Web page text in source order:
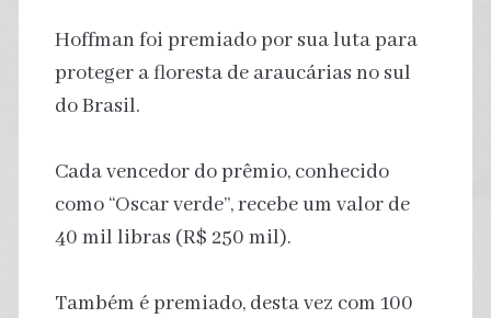
Hoffman foi premiado por sua luta para
proteger a floresta de araucárias no sul
do Brasil.
Cada vencedor do prêmio, conhecido
como “Oscar verde”, recebe um valor de
40 mil libras (R$ 250 mil).
Também é premiado, desta vez com 100